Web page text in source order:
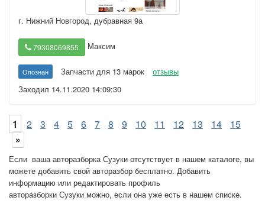
г. Нижний Новгород, дубравная 9а
79308069855 Максим
Опознан Запчасти для 13 марок
отзывы
Заходил 14.11.2020 14:09:30
1 2 3 4 5 6 7 8 9 10 11 12 13 14
15
»
Если ваша авторазборка Сузуки отсутствует в нашем каталоге, вы
можете добавить свой авторазбор бесплатно. Добавить
информацию или редактировать профиль
авторазборки Сузуки можно, если она уже есть в нашем списке.